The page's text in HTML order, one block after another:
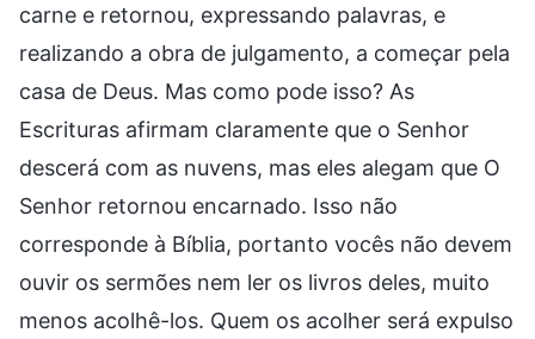
carne e retornou, expressando palavras, e
realizando a obra de julgamento, a começar pela
casa de Deus. Mas como pode isso? As
Escrituras afirmam claramente que o Senhor
descerá com as nuvens, mas eles alegam que O
Senhor retornou encarnado. Isso não
corresponde à Bíblia, portanto vocês não devem
ouvir os sermões nem ler os livros deles, muito
menos acolhê-los. Quem os acolher será expulso